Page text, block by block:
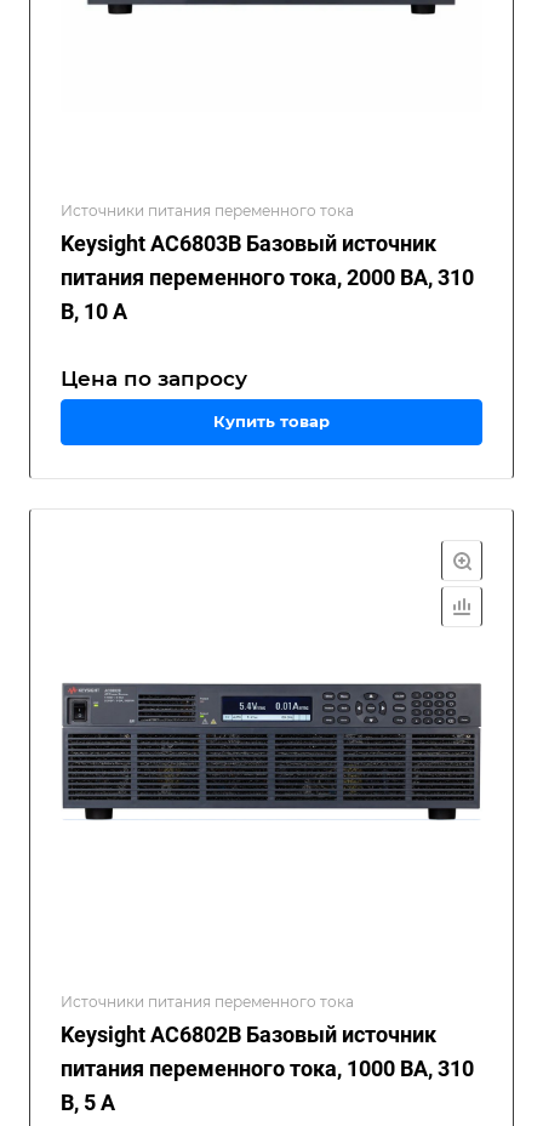
Источники питания переменного тока
Keysight AC6803B Базовый источник
питания переменного тока, 2000 ВА, 310
В, 10 А
Цена по запросу
Купить товар
Источники питания переменного тока
Keysight AC6802B Базовый источник
питания переменного тока, 1000 ВА, 310
В, 5 А